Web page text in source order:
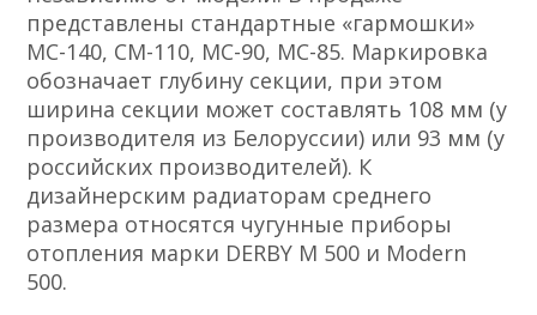
представлены стандартные «гармошки»
МС-140, СМ-110, МС-90, МС-85. Маркировка
обозначает глубину секции, при этом
ширина секции может составлять 108 мм (у
производителя из Белоруссии) или 93 мм (у
российских производителей). К
дизайнерским радиаторам среднего
размера относятся чугунные приборы
отопления марки DERBY M 500 и Modern
500.